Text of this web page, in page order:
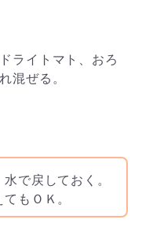
ライトマト、おろ
混ぜる。
で戻しておく。
もＯＫ。